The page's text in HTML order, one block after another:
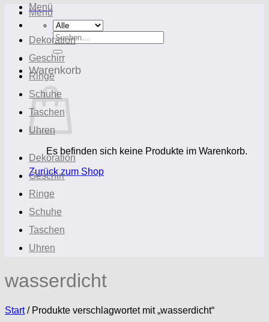
Menü
Suchen
nach:
Warenkorb
Es befinden sich keine Produkte im Warenkorb.
Zurück zum Shop
Menü
Dekoration
Geschirr
Ringe
Schuhe
Taschen
Uhren
Dekoration
Geschirr
Ringe
Schuhe
Taschen
Uhren
wasserdicht
Start /Produkte verschlagwortet mit „wasserdicht“